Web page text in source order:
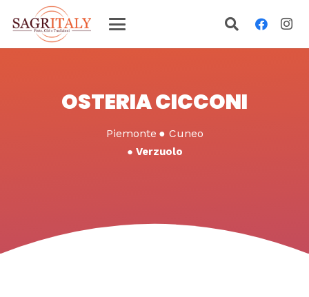
OSTERIA CICCONI
Piemonte ● Cuneo
● Verzuolo